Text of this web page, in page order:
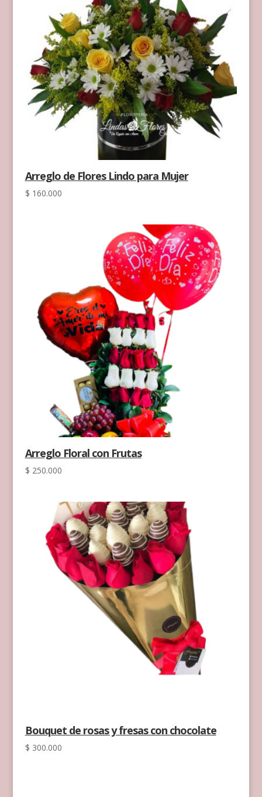
Arreglo de Flores Lindo para Mujer
$ 160.000
Arreglo Floral con Frutas
$ 250.000
Bouquet de rosas y fresas con chocolate
$ 300.000